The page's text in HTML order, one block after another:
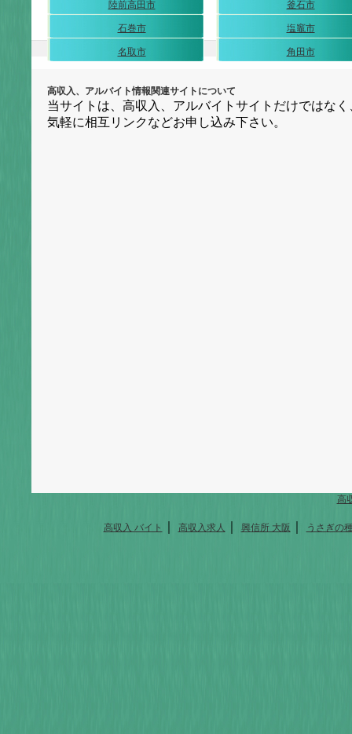
陸前高田市 釜石市
石巻市 塩竈市
名取市 角田市
高収入、アルバイト情報関連サイトについて
当サイトは、高収入、アルバイトサイトだけではな
気軽に相互リンクなどお申し込み下さい。
高
高収入 バイト 高収入求人 興信所 大阪 うさぎの